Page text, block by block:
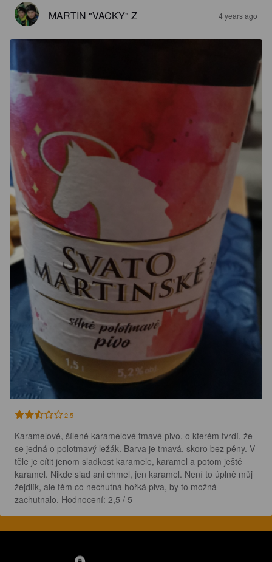
MARTIN "VACKY" Z 4 years ago
2.5
Karamelové, šílené karamelové tmavé pivo, o kterém tvrdí, že
se jedná o polotmavý ležák. Barva je tmavá, skoro bez pěny. V
těle je cítit jenom sladkost karamele, karamel a potom ještě
karamel. Nikde slad ani chmel, jen karamel. Není to úplně můj
žejdlík, ale těm co nechutná hořká piva, by to možná
zachutnalo. Hodnocení: 2,5 / 5